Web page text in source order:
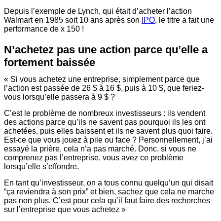
Depuis l’exemple de Lynch, qui était d’acheter l’action
Walmart en 1985 soit 10 ans après son
IPO, le titre a fait une
performance de x 150 !
N’achetez pas une action parce qu’elle a
fortement baissée
« Si vous achetez une entreprise, simplement parce que
l’action est passée de 26 $ à 16 $, puis à 10 $, que feriez-
vous lorsqu’elle passera à 9 $ ?
C’est le problème de nombreux investisseurs : ils vendent
des actions parce qu’ils ne savent pas pourquoi ils les ont
achetées, puis elles baissent et ils ne savent plus quoi faire.
Est-ce que vous jouez à pile ou face ? Personnellement, j’ai
essayé la prière, cela n’a pas marché. Donc, si vous ne
comprenez pas l’entreprise, vous avez ce problème
lorsqu’elle s’effondre.
En tant qu’investisseur, on a tous connu quelqu’un qui disait
“ça reviendra à son prix” et bien, sachez que cela ne marche
pas non plus. C’est pour cela qu’il faut faire des recherches
sur l’entreprise que vous achetez »